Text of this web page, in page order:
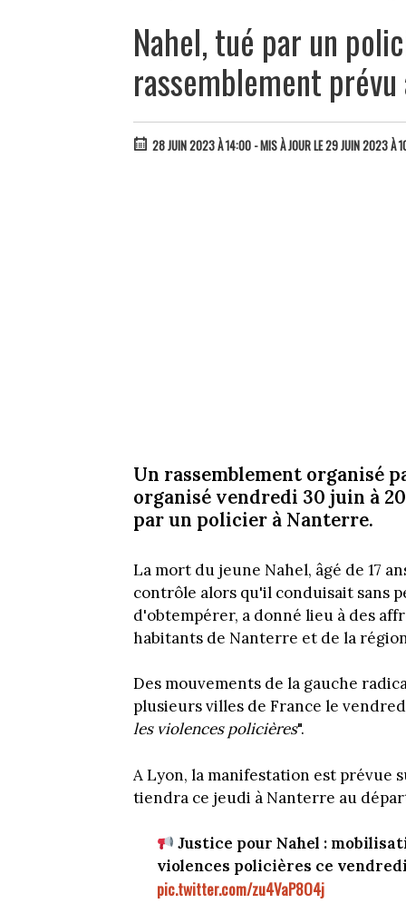
Nahel, tué par un
rassemblement prévu
28 JUIN 2023 À 14:00 - MIS À JOUR LE 29 JUIN 2023 À
Un rassemblement organisé
organisé vendredi 30 juin à
par un policier à Nanterre.
La mort du jeune Nahel, âgé de 17
contrôle alors qu'il conduisait sans
d'obtempérer, a donné lieu à des
habitants de Nanterre et de la
Des mouvements de la gauche
plusieurs villes de France le
les violences policières".
A Lyon, la manifestation est prévue
tiendra ce jeudi à Nanterre au
Justice pour Nahel :
violences policières ce
pic.twitter.com/zu4VaP8O4j